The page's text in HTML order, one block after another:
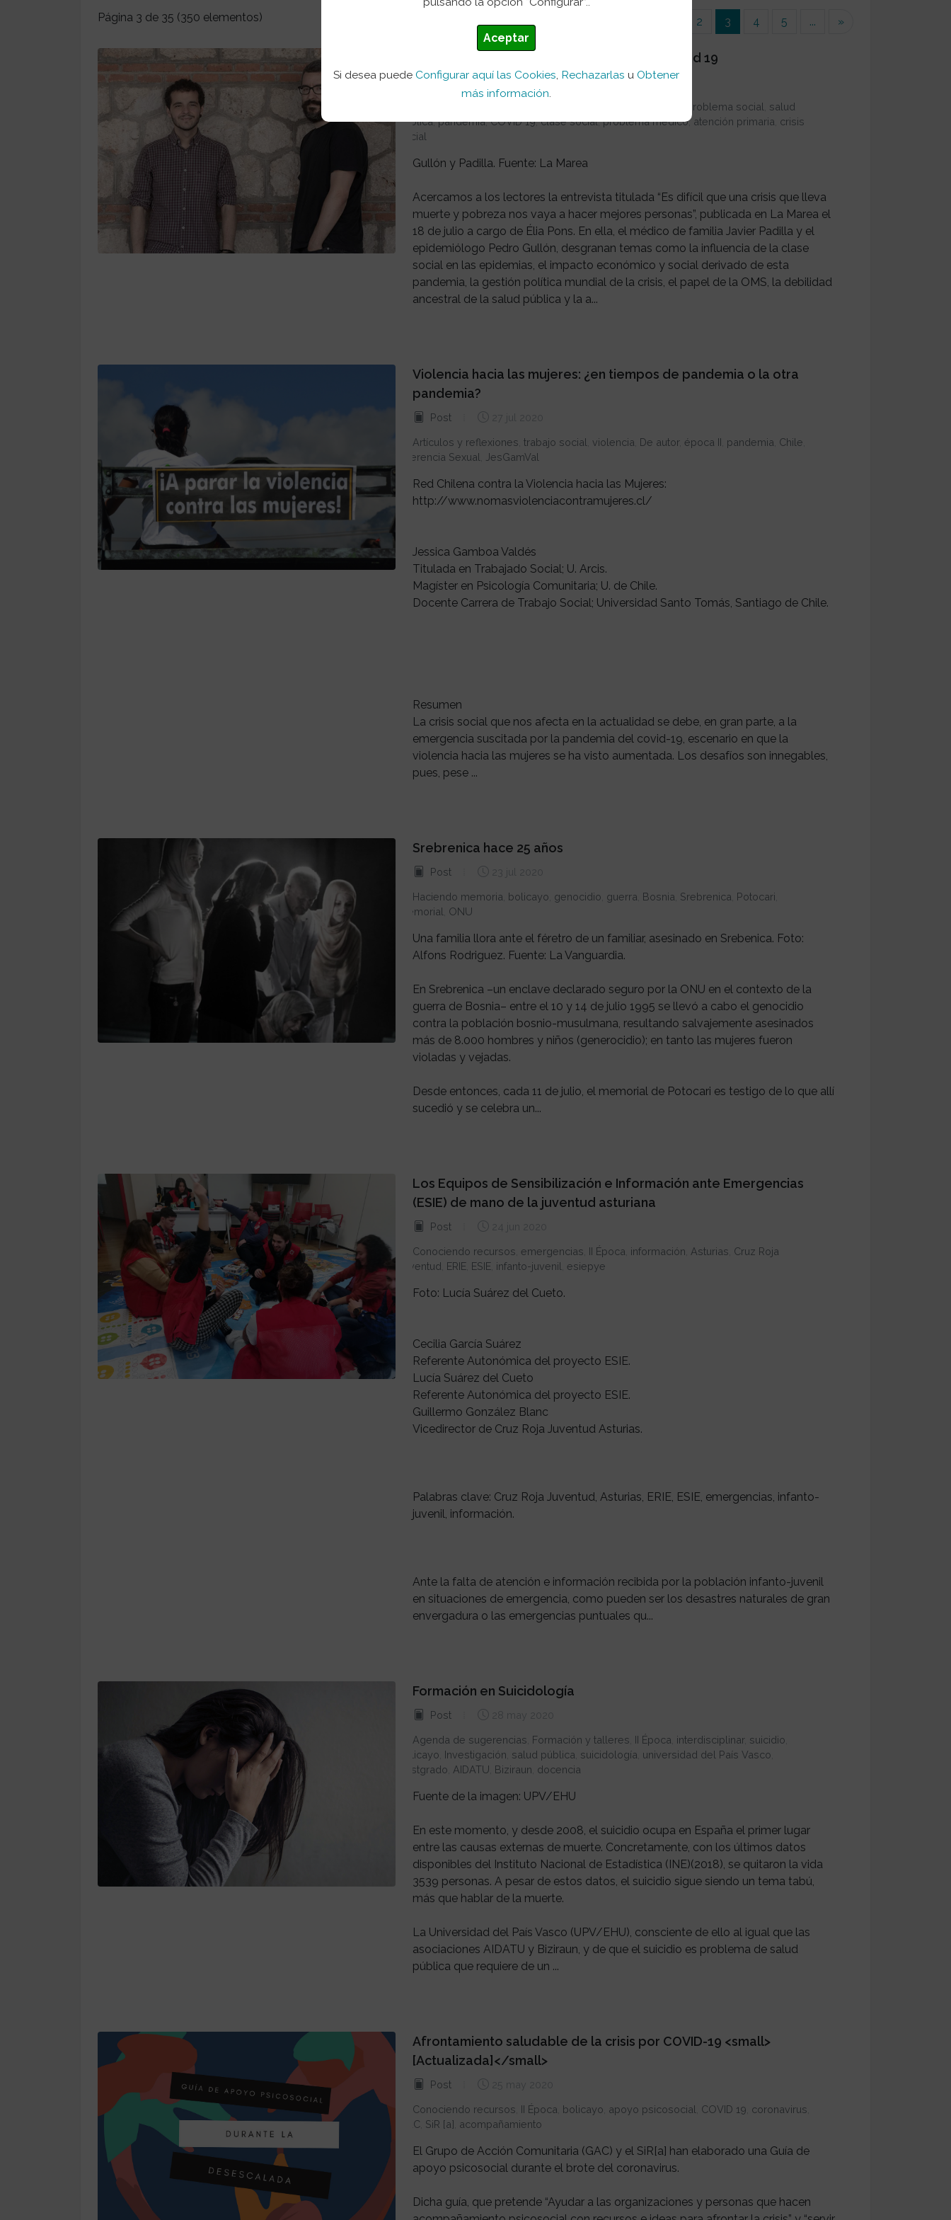
Aceptar
Si desea puedeConfigurar aquí las Cookies Rechazarlas uObtener
más información
Página 3 de 35 (350 elementos) 2 3 (current)
4 5 ... »
Lo social y lo sanitario en la epidemia del covid 19
Post 24 ago 2020
problema social salud
pública,pandemia,COVID 19,clase social,problema médico,atención primaria crisis
social
Gullón y Padilla. Fuente: La Marea
Acercamos a los lectores la entrevista titulada “Es difícil que una crisis que lleva
muerte y pobreza nos vaya a hacer mejores personas”, publicada en La Marea el
18 de julio a cargo de Élia Pons. En ella, el médico de familia Javier Padilla y el
epidemiólogo Pedro Gullón, desgranan temas como la influencia de la clase
social en las epidemias, el impacto económico y social derivado de esta
pandemia, la gestión política mundial de la crisis, el papel de la OMS, la debilidad
ancestral de la salud pública y la a...
Violencia hacia las mujeres: ¿en tiempos de pandemia o la otra
pandemia?
Post 27 jul 2020
Artículos y reflexiones trabajo social violencia De autor, época II pandemia Chile
Diferencia Sexual
JesGamVal
Red Chilena contra la Violencia hacia las Mujeres:
http://www.nomasviolenciacontramujeres.cl/
Jessica Gamboa Valdés
Titulada en Trabajado Social; U. Arcis.
Magíster en Psicología Comunitaria; U. de Chile.
Docente Carrera de Trabajo Social; Universidad Santo Tomás, Santiago de Chile.
Resumen
La crisis social que nos afecta en la actualidad se debe, en gran parte, a la
emergencia suscitada por la pandemia del covid-19, escenario en que la
violencia hacia las mujeres se ha visto aumentada. Los desafíos son innegables,
pues, pese ...
Srebrenica hace 25 años
Post 23 jul 2020
Haciendo memoria bolicayo genocidio guerra Bosnia Srebrenica Potocari
memorial ONU
Una familia llora ante el féretro de un familiar, asesinado en Srebenica. Foto:
Alfons Rodriguez. Fuente: La Vanguardia.
En Srebrenica –un enclave declarado seguro por la ONU en el contexto de la
guerra de Bosnia– entre el 10 y 14 de julio 1995 se llevó a cabo el genocidio
contra la población bosnio-musulmana, resultando salvajemente asesinados
más de 8.000 hombres y niños (generocidio); en tanto las mujeres fueron
violadas y vejadas.
Desde entonces, cada 11 de julio, el memorial de Potocari es testigo de lo que allí
sucedió y se celebra un...
Los Equipos de Sensibilización e Información ante Emergencias
(ESIE) de mano de la juventud asturiana
Post 24 jun 2020
Conociendo recursos emergencias II Época información Asturias Cruz Roja
Juventud ERIE ESIE infanto-juvenil esiepye
Foto: Lucía Suárez del Cueto.
Cecilia García Suárez
Referente Autonómica del proyecto ESIE.
Lucía Suárez del Cueto
Referente Autonómica del proyecto ESIE.
Guillermo González Blanc
Vicedirector de Cruz Roja Juventud Asturias.
Palabras clave: Cruz Roja Juventud, Asturias, ERIE, ESIE, emergencias, infanto-
juvenil, información.
Ante la falta de atención e información recibida por la población infanto-juvenil
en situaciones de emergencia, como pueden ser los desastres naturales de gran
envergadura o las emergencias puntuales qu...
Formación en Suicidología
Post 28 may 2020
Agenda de sugerencias Formación y talleres II Época interdisciplinar, suicidio
bolicayo Investigación salud pública suicidología universidad del País Vasco
postgrado AIDATU Biziraun docencia
Fuente de la imagen: UPV/EHU
En este momento, y desde 2008, el suicidio ocupa en España el primer lugar
entre las causas externas de muerte. Concretamente, con los últimos datos
disponibles del Instituto Nacional de Estadística (INE)(2018), se quitaron la vida
3539 personas. A pesar de estos datos, el suicidio sigue siendo un tema tabú,
más que hablar de la muerte.
La Universidad del País Vasco (UPV/EHU), consciente de ello al igual que las
asociaciones AIDATU y Biziraun, y de que el suicidio es problema de salud
pública que requiere de un ...
Afrontamiento saludable de la crisis por COVID-19 <small>
[Actualizada]</small>
Post 25 may 2020
Conociendo recursos II Época bolicayo apoyo psicosocial COVID 19 coronavirus
GAC SiR [a] acompañamiento
El Grupo de Acción Comunitaria (GAC) y el SiR[a] han elaborado una Guía de
apoyo psicosocial durante el brote del coronavirus.
Dicha guía, que pretende “Ayudar a las organizaciones y personas que hacen